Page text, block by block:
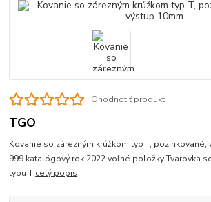
Ohodnotiť produkt
TGO
Kovanie so zárezným krúžkom typ T,
999 katalógový rok 2022 voľné položky Tvarovka
typu T celý popis